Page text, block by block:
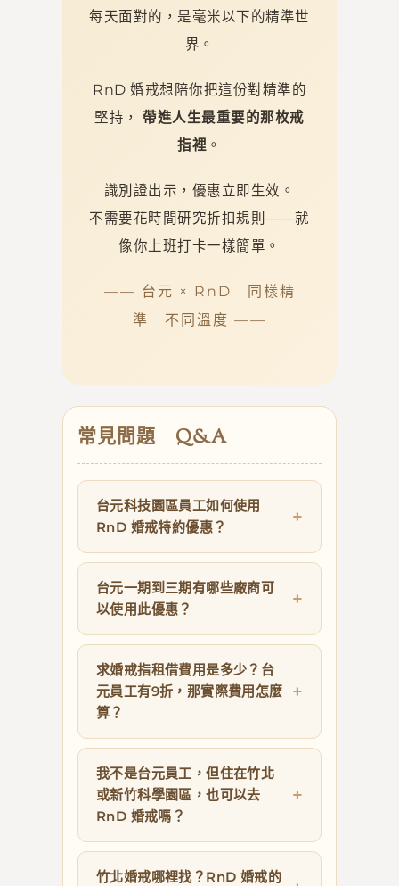
每天面對的，是毫米以下的精準世
界。
RnD 婚戒想陪你把這份對精準的
堅持， 帶進人生最重要的那枚戒
指裡 。
識別證出示，優惠立即生效。
不需要花時間研究折扣規則——就
像你上班打卡一樣簡單。
—— 台元 × RnD 同樣精
準 不同溫度 ——
常見問題 Q&A
台元科技園區員工如何使用
RnD 婚戒特約優惠？
台元一期到三期有哪些廠商可
以使用此優惠？
求婚戒指租借費用是多少？台
元員工有9折，那實際費用怎麼
算？
我不是台元員工，但住在竹北
或新竹科學園區，也可以去
RnD 婚戒嗎？
竹北婚戒哪裡找？RnD 婚戒的